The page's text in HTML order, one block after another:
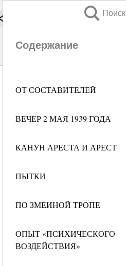
Поиск
Содержание
ОТ СОСТАВИТЕЛЕЙ
ВЕЧЕР 2 МАЯ 1939 ГОДА
КАНУН АРЕСТА И АРЕСТ
ПЫТКИ
ПО ЗМЕИНОЙ ТРОПЕ
ОПЫТ «ПСИХИЧЕСКОГО
ВОЗДЕЙСТВИЯ»